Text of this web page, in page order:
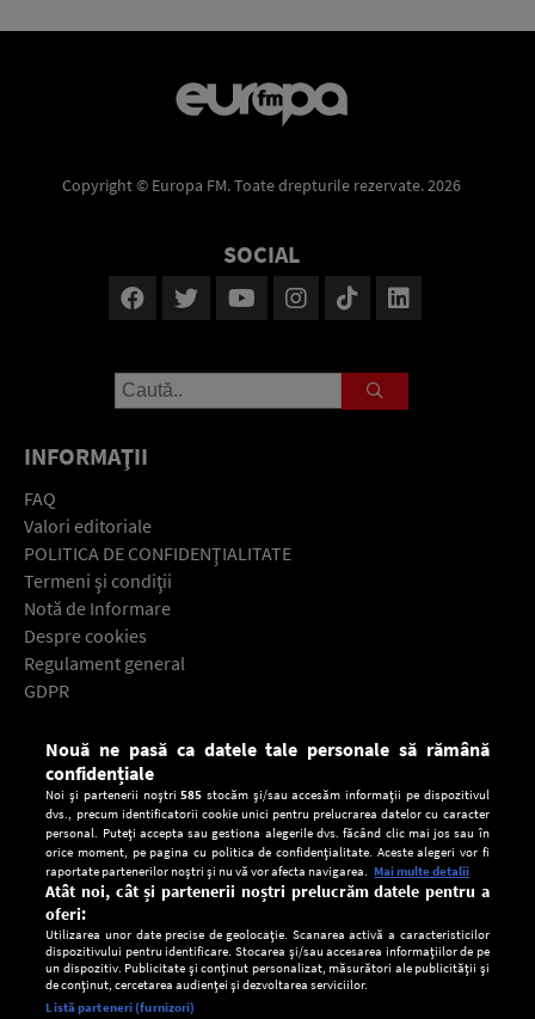
Copyright © Europa FM. Toate drepturile rezervate. 2026
SOCIAL
INFORMAŢII
FAQ
Valori editoriale
POLITICA DE CONFIDENŢIALITATE
Termeni şi condiţii
Notă de Informare
Despre cookies
Regulament general
GDPR
Descarcă gratuit aplicaţia Europa FM pentru smartphone:
Setări:
Nouă ne pasă ca datele tale personale să rămână
confidențiale
Noi și partenerii noștri585 stocăm și/sau accesăm informații pe dispozitivul
dvs., precum identificatorii cookie unici pentru prelucrarea datelor cu caracter
personal. Puteți accepta sau gestiona alegerile dvs. făcând clic mai jos sau în
orice moment, pe pagina cu politica de confidențialitate. Aceste alegeri vor fi
raportate partenerilor noștri și nu vă vor afecta navigarea. Mai multe detalii
Atât noi, cât și partenerii noștri prelucrăm datele pentru a
oferi:
Utilizarea unor date precise de geolocație. Scanarea activă a caracteristicilor
dispozitivului pentru identificare. Stocarea și/sau accesarea informațiilor de pe
un dispozitiv. Publicitate și conținut personalizat, măsurători ale publicității și
de conținut, cercetarea audienței și dezvoltarea serviciilor.
Listă parteneri (furnizori)